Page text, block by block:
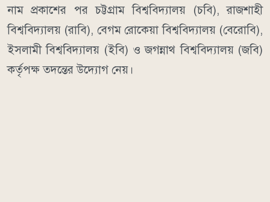
নাম প্রকাশের পর চট্টগ্রাম বিশ্ববিদ্যালয় (চবি), রাজশাহী
বিশ্ববিদ্যালয় (রাবি), বেগম রোকেয়া বিশ্ববিদ্যালয় (বেরোবি),
ইসলামী বিশ্ববিদ্যালয় (ইবি) ও জগন্নাথ বিশ্ববিদ্যালয় (জবি)
কর্তৃপক্ষ তদন্তের উদ্যোগ নেয়।